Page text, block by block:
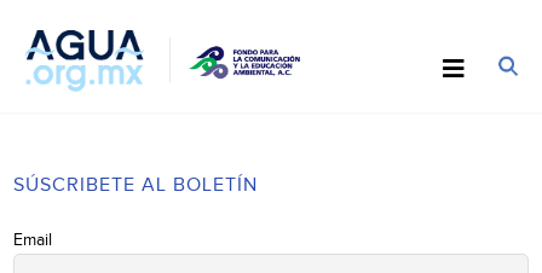
SÚSCRIBETE AL BOLETÍN
Email